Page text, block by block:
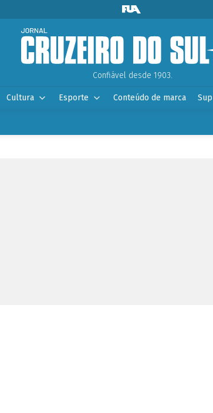
Confiável desde 1903.
Cultura Esporte Conteúdo de marca